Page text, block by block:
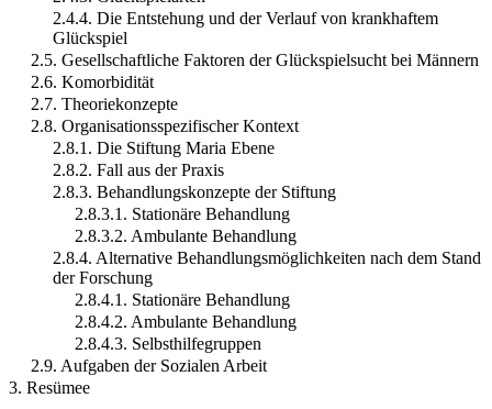
2.4.4. Die Entstehung und der Verlauf von krankhaftem
Glückspiel
2.5. Gesellschaftliche Faktoren der Glückspielsucht bei Männern
2.6. Komorbidität
2.7. Theoriekonzepte
2.8. Organisationsspezifischer Kontext
2.8.1. Die Stiftung Maria Ebene
2.8.2. Fall aus der Praxis
2.8.3. Behandlungskonzepte der Stiftung
2.8.3.1. Stationäre Behandlung
2.8.3.2. Ambulante Behandlung
2.8.4. Alternative Behandlungsmöglichkeiten nach dem Stand
der Forschung
2.8.4.1. Stationäre Behandlung
2.8.4.2. Ambulante Behandlung
2.8.4.3. Selbsthilfegruppen
2.9. Aufgaben der Sozialen Arbeit
3. Resümee